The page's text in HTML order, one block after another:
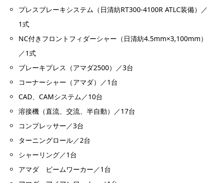
プレスブレーキシステム（日清紡RT300-4100R ATLC装備）／
1式
NC付きフロントフィダーシャー（日清紡4.5mm×3,100mm）
／1式
ブレーキプレス（アマダ2500）／3台
コーナーシャー（アマダ）／1台
CAD、CAMシステム／10台
溶接機（直流、交流、半自動）／17台
コンプレッサー／3台
ターニングロール／2台
シャーリング／1台
アマダ ビームワーカー／1台